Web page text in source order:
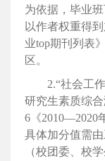
为依据，毕业
以作者权重得
业top期刊列表
区。
2.“社会工
研究生素质综
6《2010—2020
具体加分值需
（校团委、校